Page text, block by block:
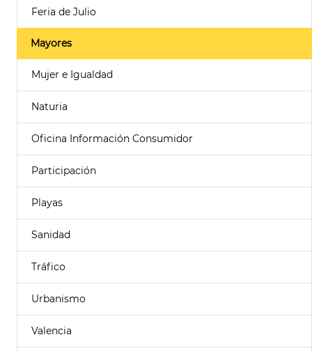
Feria de Julio
Mayores
Mujer e Igualdad
Naturia
Oficina Información Consumidor
Participación
Playas
Sanidad
Tráfico
Urbanismo
Valencia